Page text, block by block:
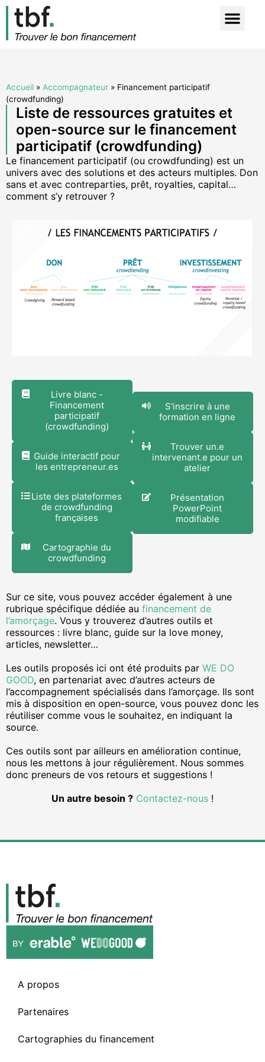
Accueil » Accompagnateur » Financement participatif
(crowdfunding)
Liste de ressources gratuites et
open-source sur le financement
participatif (crowdfunding)
Le financement participatif (ou crowdfunding) est un
univers avec des solutions et des acteurs multiples. Don
sans et avec contreparties, prêt, royalties, capital…
comment s’y retrouver ?
Livre blanc -
Financement
participatif
(crowdfunding)
Guide interactif pour
les entrepreneur.es
Liste des plateformes
de crowdfunding
françaises
Cartographie du
crowdfunding
S'inscrire à une
formation en ligne
Trouver un.e
intervenant.e pour un
atelier
Présentation
PowerPoint
modifiable
Sur ce site, vous pouvez accéder également à une
rubrique spécifique dédiée au financement de
l’amorçage. Vous y trouverez d’autres outils et
ressources : livre blanc, guide sur la love money,
articles, newsletter…
Les outils proposés ici ont été produits par WE DO
GOOD, en partenariat avec d’autres acteurs de
l’accompagnement spécialisés dans l’amorçage. Ils sont
mis à disposition en open-source, vous pouvez donc les
réutiliser comme vous le souhaitez, en indiquant la
source.
Ces outils sont par ailleurs en amélioration continue,
nous les mettons à jour régulièrement. Nous sommes
donc preneurs de vos retours et suggestions !
Un autre besoin ? Contactez-nous !
A propos
Partenaires
Cartographies du financement